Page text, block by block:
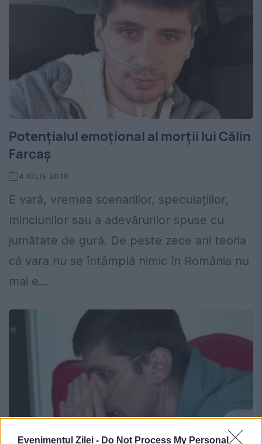
Evenimentul Zilei - Do Not Process My Personal
Potențialul emoțional al morții lui Călin
Farcaș
4 IULIE 2018
E vară, vremea scenariilor, speculațiilor,
minciunilor sau a adevărurilor spuse cu
jumătate de gură. De peste zece ani teoria
că vara nu se întâmplă nimic în România nu
mai e...